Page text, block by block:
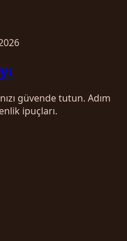
güvende tutun. Adım
ipuçları.